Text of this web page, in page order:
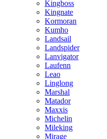
Kingboss
Kingnate
Kormoran
Kumho
Landsail
Landspider
Lanvigator
Laufenn
Leao
Linglong
Marshal
Matador
Maxxis
Michelin
Mileking
Mirage